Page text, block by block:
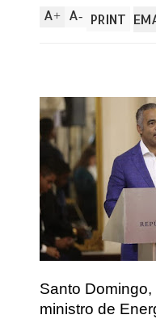
A+ A- PRINT
Santo
ministro de